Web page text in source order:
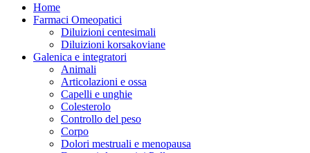
Home
Farmaci Omeopatici
Diluizioni centesimali
Diluizioni korsakoviane
Galenica e integratori
Animali
Articolazioni e ossa
Capelli e unghie
Colesterolo
Controllo del peso
Corpo
Dolori mestruali e menopausa